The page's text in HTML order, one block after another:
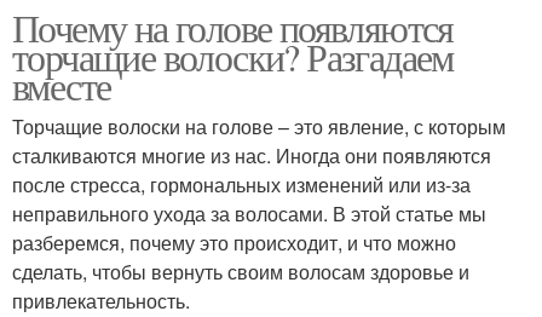
Средства для волос Волосы на голове
Уход за волосами Волосы с помощью
Пилинги для головы
Волос в домашних
Почему на голове появляются
торчащие волоски? Разгадаем
вместе
Торчащие волоски на голове – это явление, с которым
сталкиваются многие из нас. Иногда они появляются
после стресса, гормональных изменений или из-за
неправильного ухода за волосами. В этой статье мы
разберемся, почему это происходит, и что можно
сделать, чтобы вернуть своим волосам здоровье и
привлекательность.